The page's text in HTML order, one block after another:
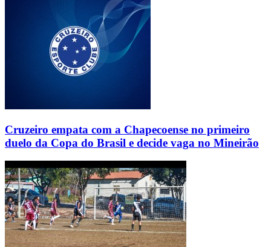
Cruzeiro empata com a Chapecoense no primeiro
duelo da Copa do Brasil e decide vaga no Mineirão